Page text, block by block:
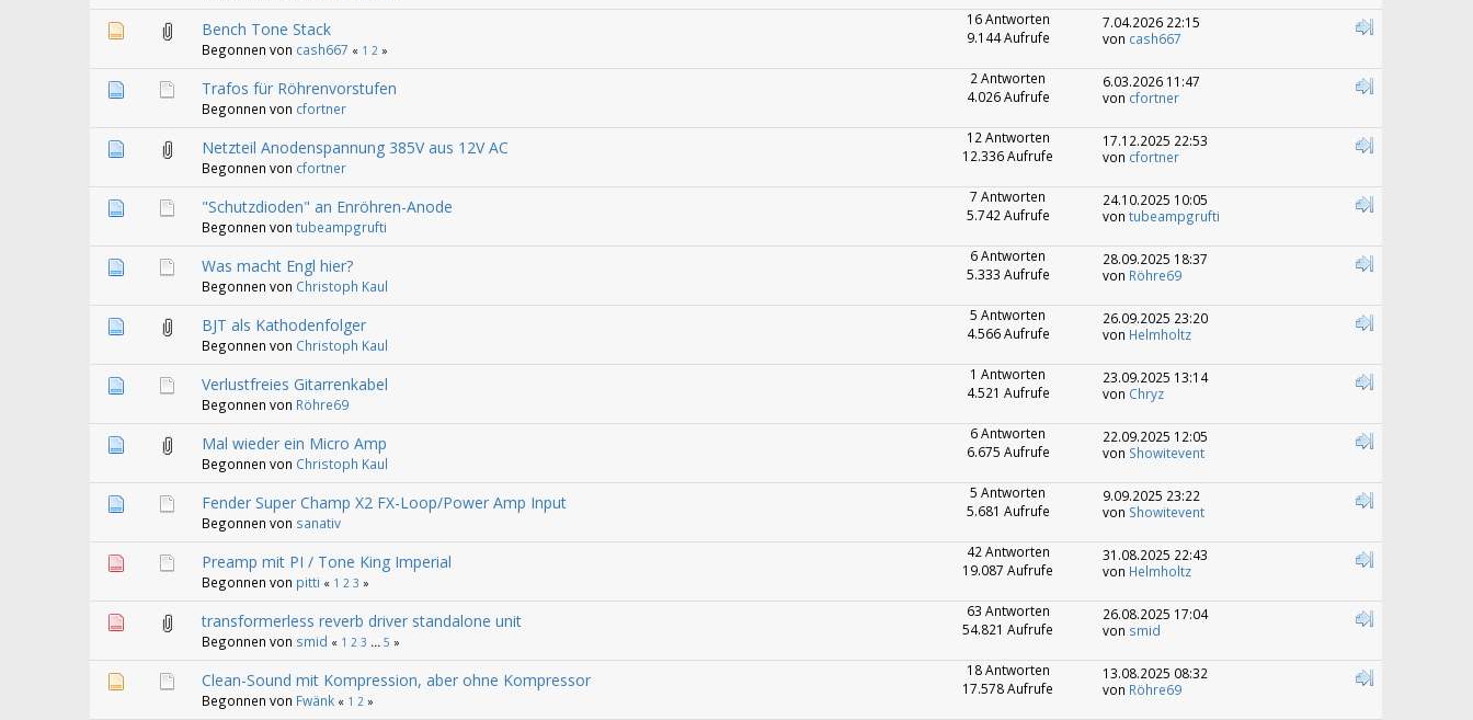
Bench Tone Stack
Begonnen von cash667 « 1 2 »
16 Antworten
9.144 Aufrufe
7.04.2026 22:15
von cash667
Trafos für Röhrenvorstufen
Begonnen von cfortner
2 Antworten
4.026 Aufrufe
6.03.2026 11:47
von cfortner
Netzteil Anodenspannung 385V aus 12V AC
Begonnen von cfortner
12 Antworten
12.336 Aufrufe
17.12.2025 22:53
von cfortner
"Schutzdioden" an Enröhren-Anode
Begonnen vontubeampgrufti
7 Antworten
5.742 Aufrufe
24.10.2025 10:05
vontubeampgrufti
Was macht Engl hier?
Begonnen von Christoph Kaul
6 Antworten
5.333 Aufrufe
28.09.2025 18:37
von Röhre69
BJT als Kathodenfolger
Begonnen von Christoph Kaul
5 Antworten
4.566 Aufrufe
26.09.2025 23:20
von Helmholtz
Verlustfreies Gitarrenkabel
Begonnen von Röhre69
1 Antworten
4.521 Aufrufe
23.09.2025 13:14
von Chryz
Mal wieder ein Micro Amp
Begonnen von Christoph Kaul
6 Antworten
6.675 Aufrufe
22.09.2025 12:05
von Showitevent
Fender Super Champ X2 FX-Loop/Power Amp Input
Begonnen von sanativ
5 Antworten
5.681 Aufrufe
9.09.2025 23:22
von Showitevent
Preamp mit PI / Tone King Imperial
Begonnen von pitti « 1 2 3 »
42 Antworten
19.087 Aufrufe
31.08.2025 22:43
von Helmholtz
transformerless reverb driver standalone unit
Begonnen von smid « 1 2 3 ...5 »
63 Antworten
54.821 Aufrufe
26.08.2025 17:04
von smid
Clean-Sound mit Kompression, aber ohne Kompressor
Begonnen von Fwänk « 1 2 »
18 Antworten
17.578 Aufrufe
13.08.2025 08:32
von Röhre69